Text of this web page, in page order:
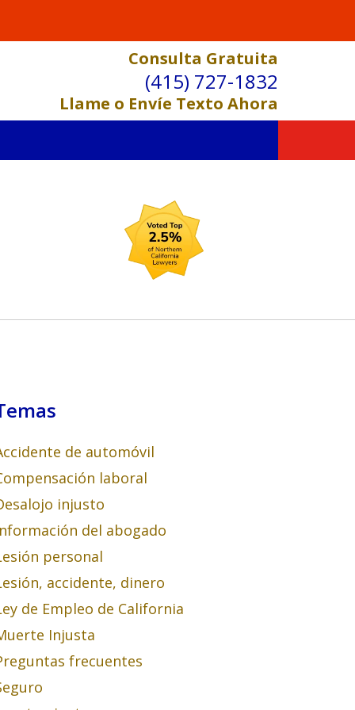
Consulta Gratuita
(415) 727-1832
Llame o Envíe Texto Ahora
de automóvil
laboral
injusto
del abogado
personal
accidente, dinero
de Empleo de California
Injusta
frecuentes